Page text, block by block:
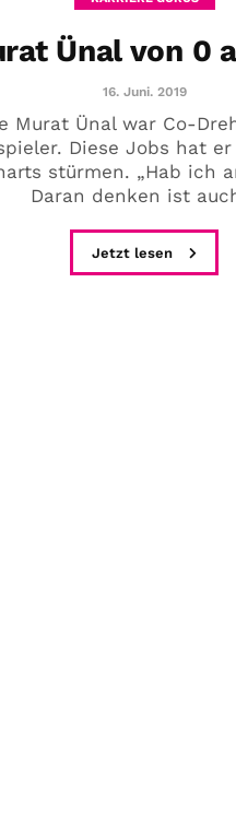
Ünal von 0
16. Juni. 2019
Murat Ünal war Co-
Diese Jobs hat
stürmen. „Hab ich
Daran denken ist
Jetzt lesen